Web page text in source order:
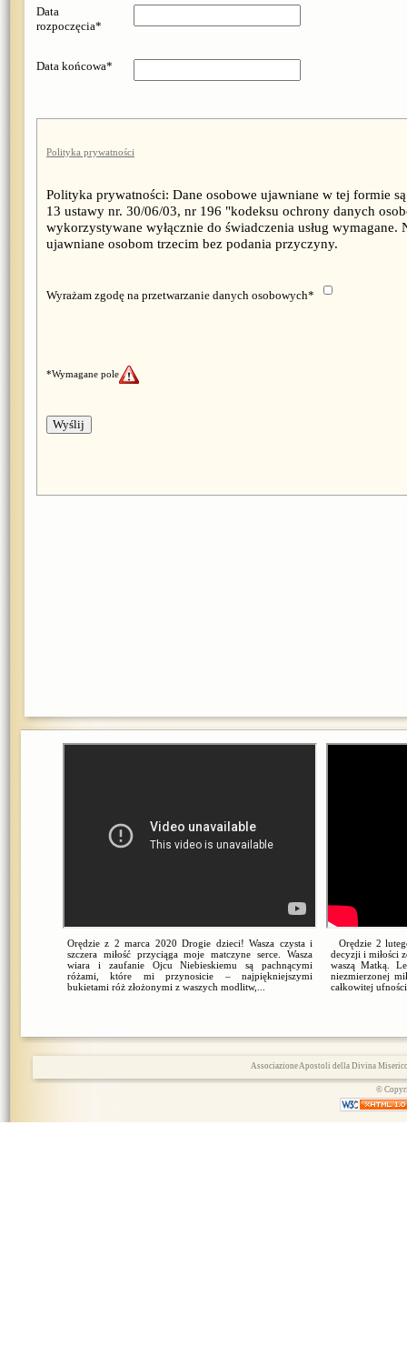
Data
rozpoczęcia*
Data końcowa*
Polityka prywatności
Polityka prywatności: Dane osobowe ujawniane w tej formie
13 ustawy nr. 30/06/03, nr 196 "kodeksu ochrony danych
wykorzystywane wyłącznie do świadczenia usług wymagane.
ujawniane osobom trzecim bez podania przyczyny.
Wyrażam zgodę na przetwarzanie danych osobowych*
*Wymagane pole
Orędzie z 2 marca 2020 Drogie dzieci! Wasza czysta i
szczera miłość przyciąga moje matczyne serce. Wasza
wiara i zaufanie Ojcu Niebieskiemu są pachnącymi
różami, które mi przynosicie – najpiękniejszymi
bukietami róż złożonymi z waszych modlitw,...
Orędzie 2
decyzji i miłości
waszą Matką.
niezmierzonej
całkowitej
Associazione Apostoli della Divina
©